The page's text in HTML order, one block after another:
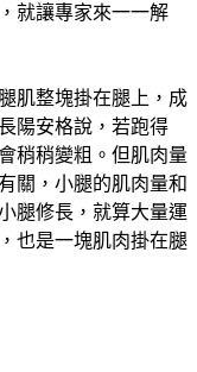
就讓專家來一一解
肌整塊掛在腿上，成
陽安格說，若跑得
稍稍變粗。但肌肉量
關，小腿的肌肉量和
腿修長，就算大量運
也是一塊肌肉掛在腿